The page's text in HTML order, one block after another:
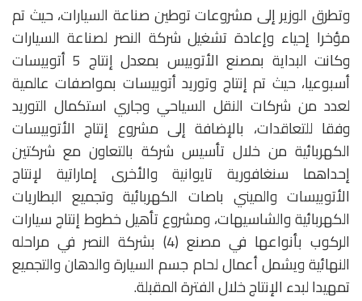
وتطرق الوزير إلى مشروعات توطين صناعة السيارات، حيث تم
مؤخرا إحياء وإعادة تشغيل شركة النصر لصناعة السيارات
وكانت البداية بمصنع الأتوبيس بمعدل إنتاج 5 أتوبيسات
أسبوعيا، حيث تم إنتاج وتوريد أتوبيسات بمواصفات عالمية
لعدد من شركات النقل السياحي وجاري استكمال التوريد
وفقا للتعاقدات، بالإضافة إلى مشروع إنتاج الأتوبيسات
الكهربائية من خلال تأسيس شركة بالتعاون مع شركتين
إحداهما سنغافورية تايوانية والأخرى إماراتية لإنتاج
الأتوبيسات والميني باصات الكهربائية وتجميع البطاريات
الكهربائية والشاسيهات، ومشروع تأهيل خطوط إنتاج سيارات
الركوب بأنواعها في مصنع (4) بشركة النصر في مراحله
النهائية ويشمل أعمال لحام جسم السيارة والدهان والتجميع
تمهيدا لبدء الإنتاج خلال الفترة المقبلة.